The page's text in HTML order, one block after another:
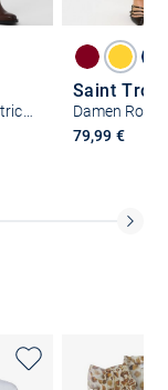
Saint
79,99 €